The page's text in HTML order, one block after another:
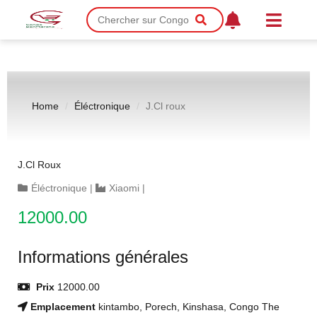
Home Éléctronique J.Cl roux
J.Cl Roux
Éléctronique | Xiaomi |
12000.00
Informations générales
Prix 12000.00
Emplacement kintambo, Porech, Kinshasa, Congo The